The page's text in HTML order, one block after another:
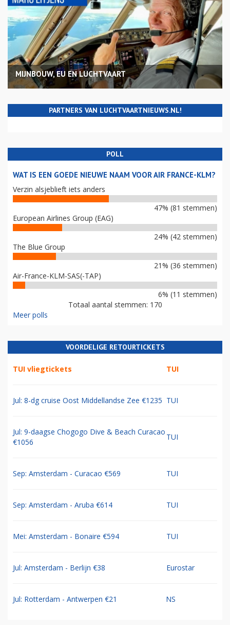
MIJNBOUW, EU EN LUCHTVAART
PARTNERS VAN LUCHTVAARTNIEUWS.NL!
POLL
WAT IS EEN GOEDE NIEUWE NAAM VOOR AIR FRANCE-KLM?
Verzin alsjeblieft iets anders
47% (81 stemmen)
European Airlines Group (EAG)
24% (42 stemmen)
The Blue Group
21% (36 stemmen)
Air-France-KLM-SAS(-TAP)
6% (11 stemmen)
Totaal aantal stemmen: 170
Meer polls
VOORDELIGE RETOURTICKETS
TUI vliegtickets TUI
Jul: 8-dg cruise Oost Middellandse Zee €1235 TUI
Jul: 9-daagse Chogogo Dive & Beach Curacao
€1056
TUI
Sep: Amsterdam - Curacao €569 TUI
Sep: Amsterdam - Aruba €614 TUI
Mei: Amsterdam - Bonaire €594 TUI
Jul: Amsterdam - Berlijn €38 Eurostar
Jul: Rotterdam - Antwerpen €21 NS